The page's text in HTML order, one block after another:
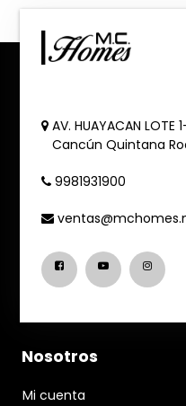
AV. HUAYACAN LOTE
Cancún Quintana
9981931900
Nosotros
Mi cuenta